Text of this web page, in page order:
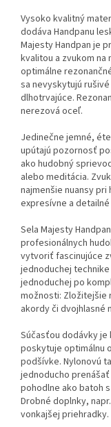
Vysoko kvalitný
dodáva Handpanu
Majesty Handpan je
kvalitou a zvukom na
optimálne
sa nevyskytujú
dlhotrvajúce.
nerezová oceľ.
Jedinečne jemné,
upútajú pozornosť
ako hudobný
alebo meditácia.
najmenšie nuansy
expresívne a
Sela Majesty
profesionálnych
vytvoriť fascinujúce
jednoduchej
jednoduchej po
možnosti: Zložitejšie
akordy či dvojhlasné
Súčasťou dodávky je
poskytuje optimálnu
podšívke. Nylonovú
jednoducho
pohodlne ako batoh
Drobné doplnky,
vonkajšej priehradky.